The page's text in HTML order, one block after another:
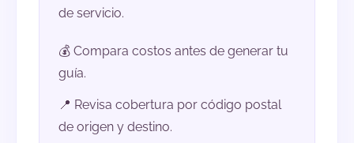
de servicio.
💰 Compara costos antes de generar tu
guía.
📍 Revisa cobertura por código postal
de origen y destino.